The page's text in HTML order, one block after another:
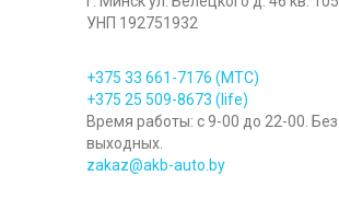
УНП 192751932
+375 33 661-7176 (МТС)
+375 25 509-8673 (life)
Время работы: с 9-00 до 22-00. Без
выходных.
zakaz@akb-auto.by